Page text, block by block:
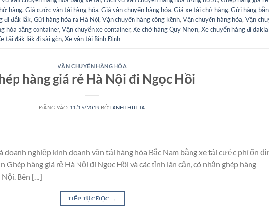
hàng, Giá cước vận tải hàng hóa, Giá vận chuyển hàng hóa, Giá xe tải chở hàng, Gửi hàng
đi đắk lắk, Gửi hàng hóa ra Hà Nội, Vận chuyển hàng cồng kềnh, Vận chuyển hàng hóa, Vận
hóa bằng container, Vận chuyển xe container, Xe chở hàng Quy Nhơn, Xe chuyển hàng đi
tải đăk lắk đi sài gòn, Xe vận tải Bình Định
VẬN CHUYỂN HÀNG HÓA
hàng giá rẻ Hà Nội đi Ngọc Hồi
ĐĂNG VÀO 11/15/2019 BỞI ANHTHUTTA
doanh nghiệp kinh doanh vận tải hàng hóa Bắc Nam bằng xe tải cước phí ổn
hàng giá rẻ Hà Nội đi Ngọc Hồi và các tỉnh lân cận, có nhận ghép hàng
Nội. Bên […]
TIẾP TỤC ĐỌC →